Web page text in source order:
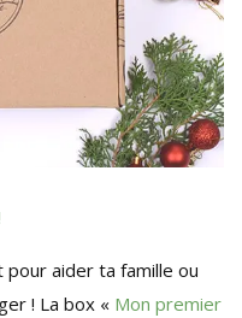
aider ta famille ou
! La box « Mon premier